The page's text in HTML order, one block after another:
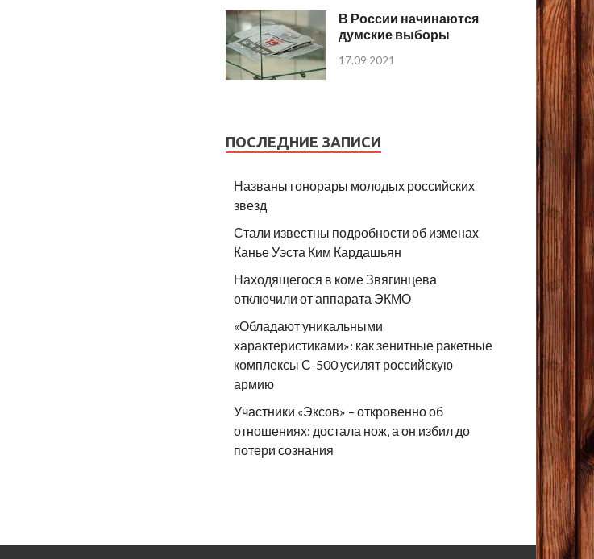
В России начинаются
думские выборы
17.09.2021
ПОСЛЕДНИЕ ЗАПИСИ
Названы гонорары молодых российских
звезд
Стали известны подробности об изменах
Канье Уэста Ким Кардашьян
Находящегося в коме Звягинцева
отключили от аппарата ЭКМО
«Обладают уникальными
характеристиками»: как зенитные ракетные
комплексы С-500 усилят российскую
армию
Участники «Эксов» – откровенно об
отношениях: достала нож, а он избил до
потери сознания